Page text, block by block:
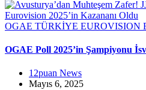
OGAE TÜRKİYE EUROVISION
OGAE Poll 2025’in Şampiyonu
12puan News
Mayıs 6, 2025